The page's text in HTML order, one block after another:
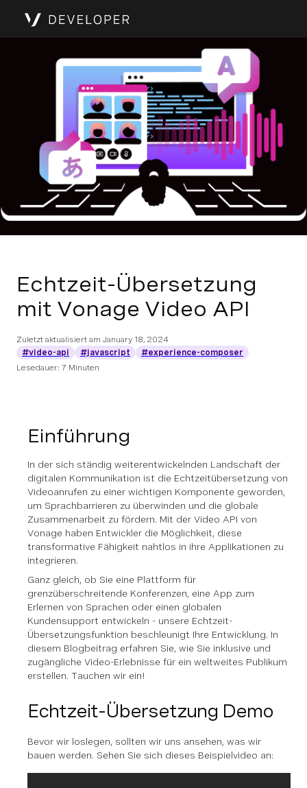
Echtzeit-Übersetzung
mit Vonage Video API
Zuletzt aktualisiert am January 18, 2024
#video-api
#javascript
#experience-composer
Lesedauer: 7 Minuten
Einführung
In der sich ständig weiterentwickelnden Landschaft der
digitalen Kommunikation ist die Echtzeitübersetzung von
Videoanrufen zu einer wichtigen Komponente geworden,
um Sprachbarrieren zu überwinden und die globale
Zusammenarbeit zu fördern. Mit der Video API von
Vonage haben Entwickler die Möglichkeit, diese
transformative Fähigkeit nahtlos in ihre Applikationen zu
integrieren.
Ganz gleich, ob Sie eine Plattform für
grenzüberschreitende Konferenzen, eine App zum
Erlernen von Sprachen oder einen globalen
Kundensupport entwickeln - unsere Echtzeit-
Übersetzungsfunktion beschleunigt Ihre Entwicklung. In
diesem Blogbeitrag erfahren Sie, wie Sie inklusive und
zugängliche Video-Erlebnisse für ein weltweites Publikum
erstellen. Tauchen wir ein!
Echtzeit-Übersetzung Demo
Bevor wir loslegen, sollten wir uns ansehen, was wir
bauen werden. Sehen Sie sich dieses Beispielvideo an: